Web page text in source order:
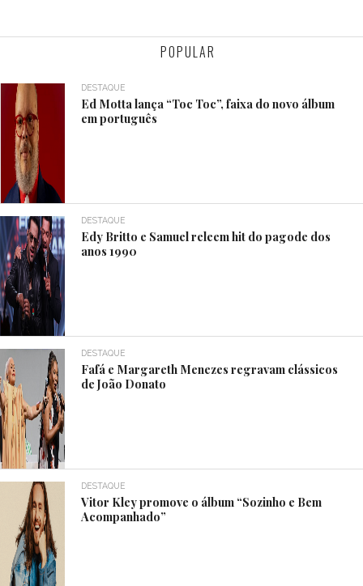
POPULAR
DESTAQUE
Ed Motta lança “Toc Toc”, faixa do novo álbum
em português
DESTAQUE
Edy Britto e Samuel releem hit do pagode dos
anos 1990
DESTAQUE
Fafá e Margareth Menezes regravam clássicos
de João Donato
DESTAQUE
Vitor Kley promove o álbum “Sozinho e Bem
Acompanhado”